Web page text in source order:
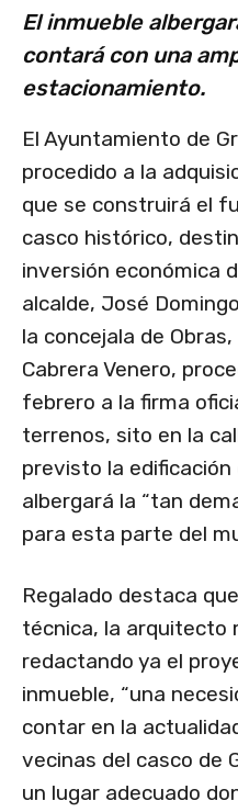
El inmueble
contará con una
estacionamiento.
El Ayuntamiento de
procedido a la
que se construirá el
casco histórico,
inversión económica
alcalde, José
la concejala de
Cabrera Venero,
febrero a la firma
terrenos, sito en la
previsto la
albergará la “tan
para esta parte del
Regalado destaca
técnica, la arquitecto
redactando ya el
inmueble, “una
contar en la
vecinas del casco de
un lugar adecuado